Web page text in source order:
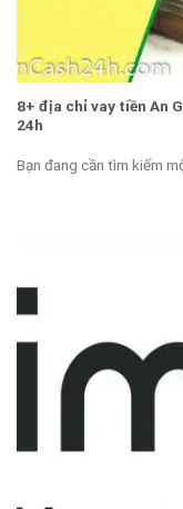
8+ địa chỉ vay tiền An
24h
Bạn đang cần tìm kiếm